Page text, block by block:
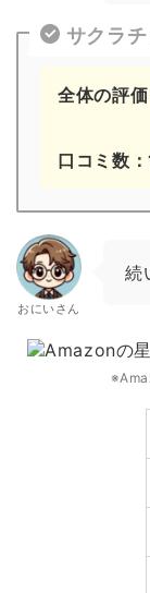
サクラ
全体の評価
口コミ数
おにいさん
続